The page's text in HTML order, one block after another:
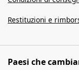
Restituzioni e
Paesi che